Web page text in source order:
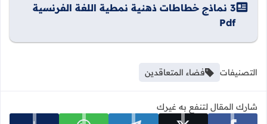
3 نماذج خطاطات ذهنية نمطية اللغة الفرنسية
Pdf
التصنيفات فضاء المتعاقدين
شارك المقال لتنفع به غيرك